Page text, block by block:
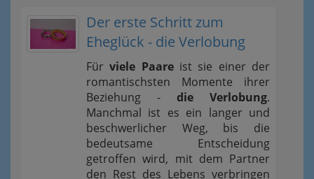
Der erste Schritt zum
Eheglück - die Verlobung
Fürviele Paareist sie einer der
romantischsten Momente ihrer
Beziehung - die Verlobung.
Manchmal ist es ein langer und
beschwerlicher Weg, bis die
bedeutsame Entscheidung
getroffen wird, mit dem Partner
den Rest des Lebens verbringen